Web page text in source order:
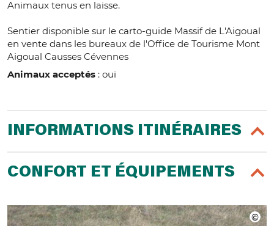
Animaux tenus en laisse.
Sentier disponible sur le carto-guide Massif de L'Aigoual
en vente dans les bureaux de l'Office de Tourisme Mont
Aigoual Causses Cévennes
Animaux acceptés : oui
INFORMATIONS ITINÉRAIRES
CONFORT ET ÉQUIPEMENTS